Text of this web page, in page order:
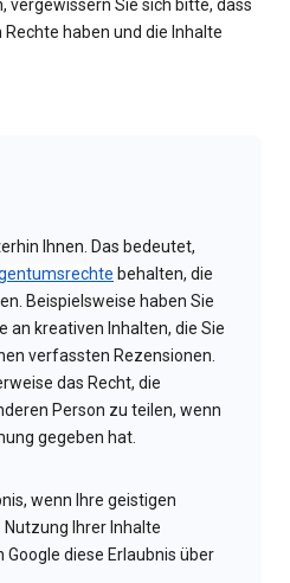
vergewissern Sie sich bitte, dass
haben und die Inhalte
Ihnen. Das bedeutet,
behalten, die
Beispielsweise haben Sie
an kreativen Inhalten, die Sie
verfassten Rezensionen.
das Recht, die
Person zu teilen, wenn
gegeben hat.
wenn Ihre geistigen
Ihrer Inhalte
Google diese Erlaubnis über